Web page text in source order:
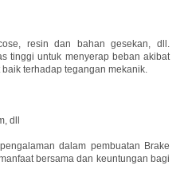
resin dan bahan gesekan, dll.
tinggi untuk menyerap beban akibat
terhadap tegangan mekanik.
dll
dalam pembuatan Brake
bersama dan keuntungan bagi